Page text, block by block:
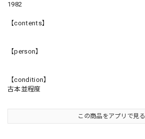
1982
【contents】
【person】
【condition】
古本並程度
この商品をアプリで見る